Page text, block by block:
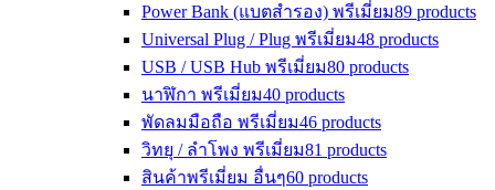
Power Bank (แบตสำรอง) พรีเมี่ยม89 products
Universal Plug / Plug พรีเมี่ยม48 products
USB / USB Hub พรีเมี่ยม80 products
นาฬิกา พรีเมี่ยม40 products
พัดลมมือถือ พรีเมี่ยม46 products
วิทยุ / ลำโพง พรีเมี่ยม81 products
สินค้าพรีเมี่ยม อื่นๆ60 products